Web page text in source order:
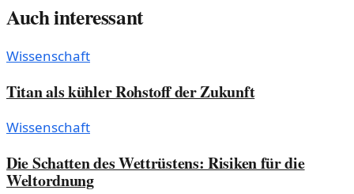
Auch interessant
Wissenschaft
Titan als kühler Rohstoff der Zukunft
Wissenschaft
Die Schatten des Wettrüstens: Risiken für die
Weltordnung